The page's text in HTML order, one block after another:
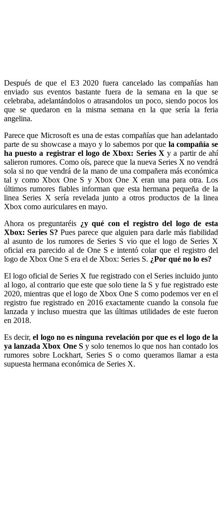
Después de que el E3 2020 fuera cancelado las compañías han
enviado sus eventos bastante fuera de la semana en la que se
celebraba, adelantándolos o atrasandolos un poco, siendo pocos los
que se quedaron en la misma semana en la que sería la feria
angelina.
Parece que Microsoft es una de estas compañías que han adelantado
parte de su showcase a mayo y lo sabemos por que la compañía se
ha puesto a registrar el logo de Xbox: Series X y a partir de ahí
salieron rumores. Como oís, parece que la nueva Series X no vendrá
sola si no que vendrá de la mano de una compañera más económica
tal y como Xbox One S y Xbox One X eran una para otra. Los
últimos rumores fiables informan que esta hermana pequeña de la
linea Series X sería revelada junto a otros productos de la linea
Xbox como auriculares en mayo.
Ahora os preguntaréis ¿y qué con el registro del logo de esta
Xbox: Series S? Pues parece que alguien para darle más fiabilidad
al asunto de los rumores de Series S vio que el logo de Series X
oficial era parecido al de One S e intentó colar que el registro del
logo de Xbox One S era el de Xbox: Series S. ¿Por qué no lo es?
El logo oficial de Series X fue registrado con el Series incluido junto
al logo, al contrario que este que solo tiene la S y fue registrado este
2020, mientras que el logo de Xbox One S como podemos ver en el
registro fue registrado en 2016 exactamente cuando la consola fue
lanzada y incluso muestra que las últimas utilidades de este fueron
en 2018.
Es decir,el logo no es ninguna revelación por que es el logo de la
ya lanzada Xbox One Sy solo tenemos lo que nos han contado los
rumores sobre Lockhart, Series S o como queramos llamar a esta
supuesta hermana económica de Series X.